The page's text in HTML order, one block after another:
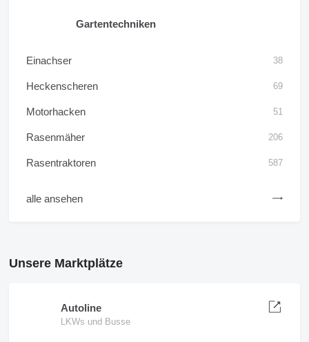
Gartentechniken
Einachser 38
Heckenscheren 69
Motorhacken 51
Rasenmäher 206
Rasentraktoren 587
alle ansehen
Unsere Marktplätze
Autoline
LKWs und Busse